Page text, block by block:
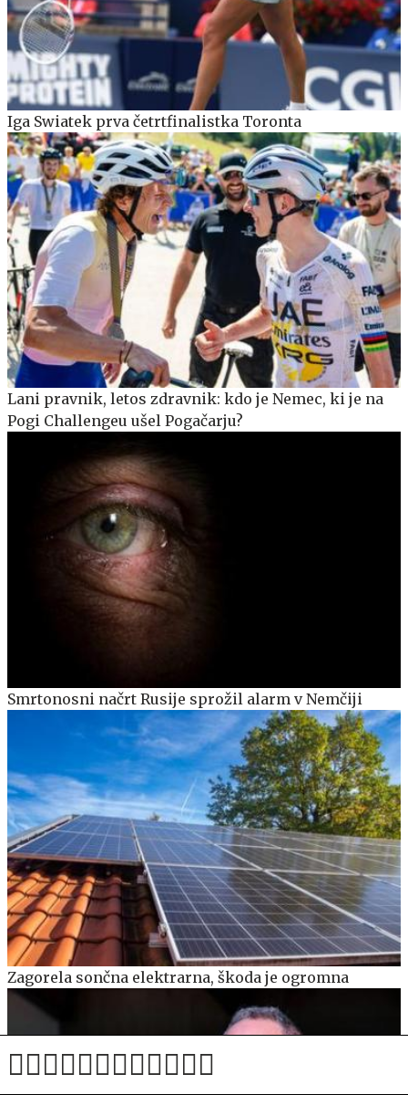
Iga Swiatek prva četrtfinalistka Toronta
Lani pravnik, letos zdravnik: kdo je Nemec, ki je na
Pogi Challengeu ušel Pogačarju?
Smrtonosni načrt Rusije sprožil alarm v Nemčiji
Zagorela sončna elektrarna, škoda je ogromna